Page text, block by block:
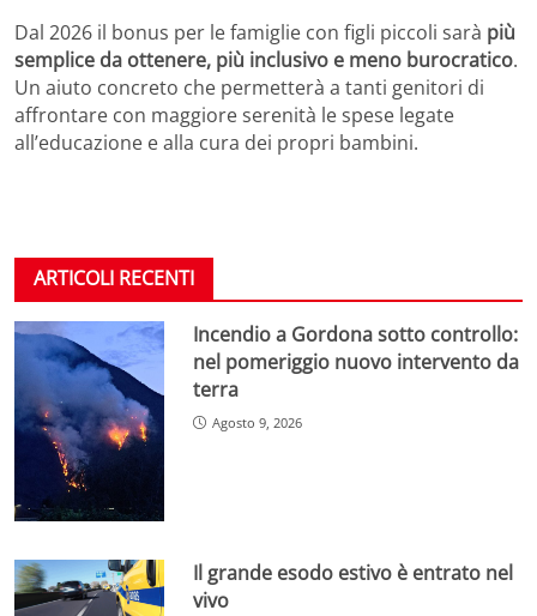
Dal 2026 il bonus per le famiglie con figli piccoli sarà più
semplice da ottenere, più inclusivo e meno burocratico.
Un aiuto concreto che permetterà a tanti genitori di
affrontare con maggiore serenità le spese legate
all’educazione e alla cura dei propri bambini.
ARTICOLI RECENTI
Incendio a Gordona sotto controllo:
nel pomeriggio nuovo intervento da
terra
Agosto 9, 2026
Il grande esodo estivo è entrato nel
vivo